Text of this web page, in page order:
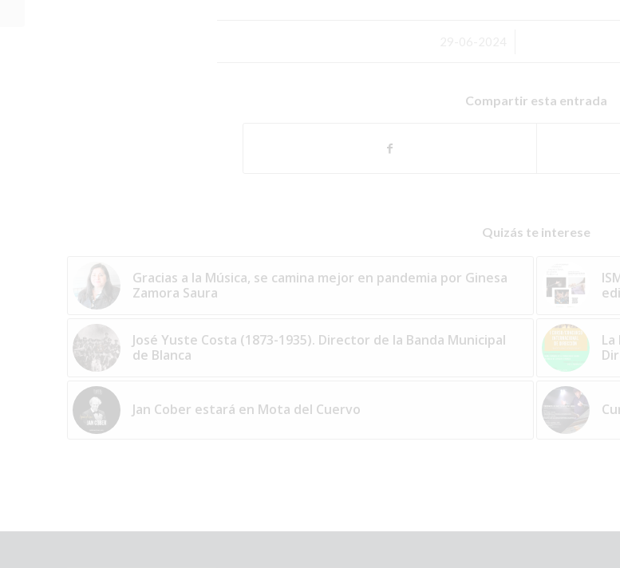
Compartir esta entrada
Quizás te interese
Gracias a la Música, se camina mejor en pandemia por Ginesa
Zamora Saura
José Yuste Costa (1873-1935). Director de la Banda Municipal
de Blanca
Jan Cober estará en Mota del Cuervo